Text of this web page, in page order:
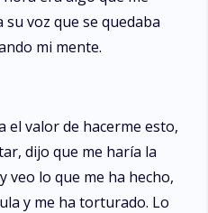
voz que se quedaba
mi mente.
el valor de hacerme esto,
dijo que me haría la
veo lo que me ha hecho,
y me ha torturado. Lo